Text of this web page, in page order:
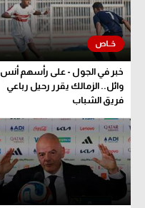
خبر في الجول - على رأسهم أنس
وائل.. الزمالك يقرر رحيل رباعي
فريق الشباب